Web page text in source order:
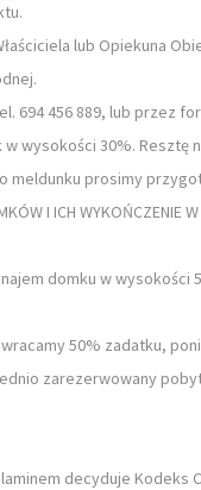
lub Opiekuna
694 456 889, lub przez
wysokości 30%. Resztę
meldunku prosimy
I ICH WYKOŃCZENIE
domku w wysokości
50% zadatku,
zarezerwowany
decyduje Kodeks